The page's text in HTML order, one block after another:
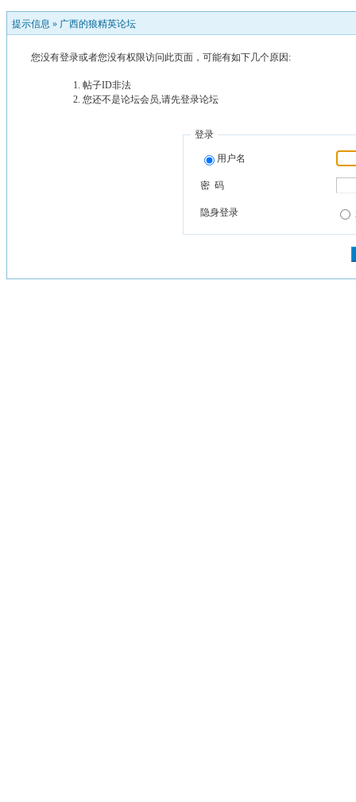
提示信息 » 广西的狼精英论坛
您没有登录或者您没有权限访问此页面，可能有如下几个原因:
帖子ID非法
您还不是论坛会员,请先登录论坛
登录
用户名
密 码
隐身登录